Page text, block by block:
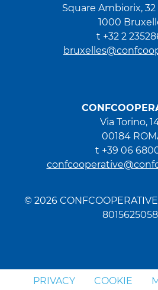
Square Ambiorix, 32
1000
t +32 2
Via Torino,
00184
t +39 06
© 2026
PRIVACY COOKIE